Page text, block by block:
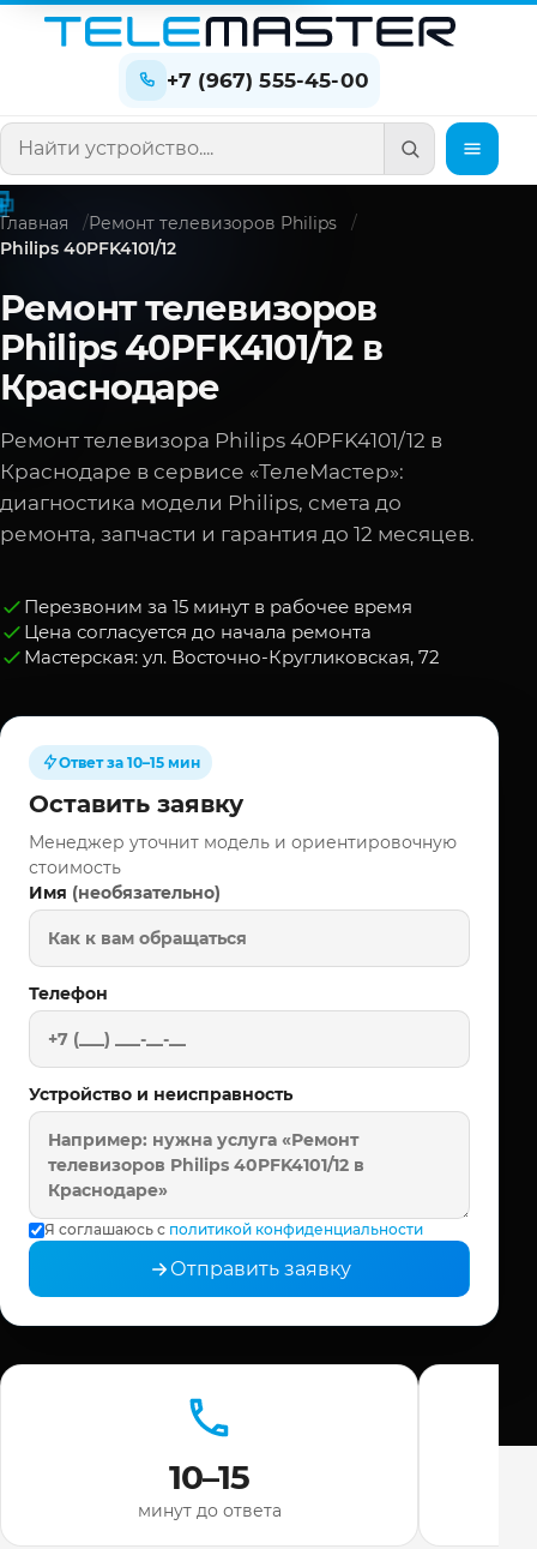
+7 (967) 555-45-00
Поиск по сайту
Главная
Ремонт телевизоров Philips
Philips 40PFK4101/12
Ремонт телевизоров
Philips 40PFK4101/12 в
Краснодаре
Ремонт телевизора Philips 40PFK4101/12 в
Краснодаре в сервисе «ТелеМастер»:
диагностика модели Philips, смета до
ремонта, запчасти и гарантия до 12 месяцев.
Перезвоним за 15 минут в рабочее время
Цена согласуется до начала ремонта
Мастерская: ул. Восточно-Кругликовская, 72
Ответ за 10–15 мин
Оставить заявку
Менеджер уточнит модель и ориентировочную
стоимость
Имя (необязательно)
Телефон
Устройство и неисправность
Я соглашаюсь с политикой конфиденциальности
Отправить заявку
10–15
минут до ответа